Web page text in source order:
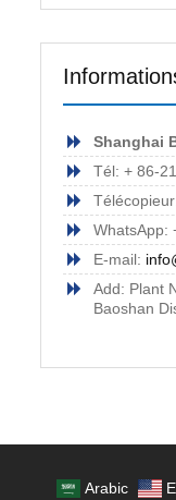
Shanghai
Tél: + 86-
WhatsApp:
E-mail:
Add: Plant
Baoshan
Arabic